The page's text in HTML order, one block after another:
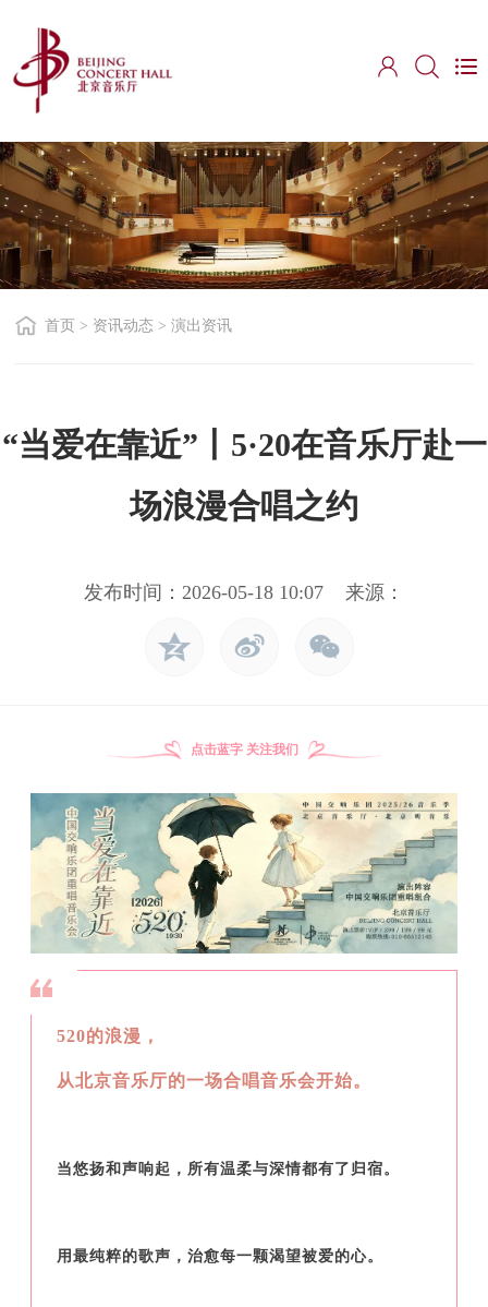
首页 > 资讯动态 >演出资讯
“当爱在靠近”丨5·20在音乐厅赴一
场浪漫合唱之约
发布时间：2026-05-18 10:07 来源：
点击蓝字 关注我们
520的浪漫，
从北京音乐厅的一场合唱音乐会开始。
当悠扬和声响起，所有温柔与深情都有了归宿。
用最纯粹的歌声，治愈每一颗渴望被爱的心。